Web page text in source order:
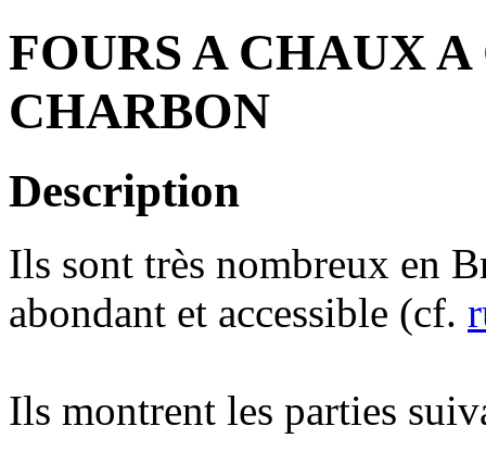
FOURS A CHAUX
CHARBON
Description
Ils sont très nombreux en
abondant et accessible (cf.
Ils montrent les parties